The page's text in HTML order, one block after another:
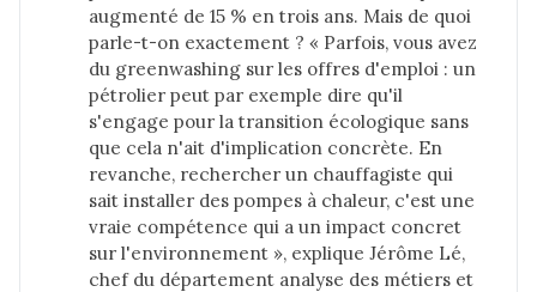
augmenté de 15 % en trois ans. Mais de quoi
parle-t-on exactement ? « Parfois, vous avez
du greenwashing sur les offres d'emploi : un
pétrolier peut par exemple dire qu'il
s'engage pour la transition écologique sans
que cela n'ait d'implication concrète. En
revanche, rechercher un chauffagiste qui
sait installer des pompes à chaleur, c'est une
vraie compétence qui a un impact concret
sur l'environnement », explique Jérôme Lé,
chef du département analyse des métiers et